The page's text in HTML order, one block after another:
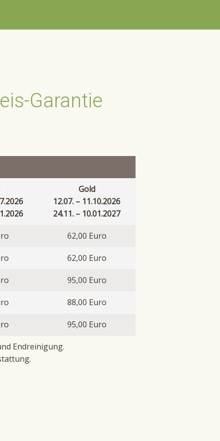
Garantie
Gold
12.07. – 11.10.2026
24.11. – 10.01.2027
62,00 Euro
62,00 Euro
95,00 Euro
88,00 Euro
95,00 Euro
Endreinigung.